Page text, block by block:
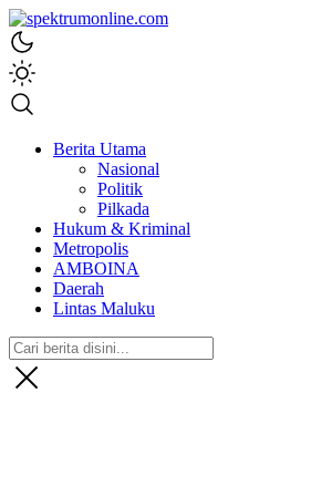
spektrumonline.com
Berita Utama
Nasional
Politik
Pilkada
Hukum & Kriminal
Metropolis
AMBOINA
Daerah
Lintas Maluku